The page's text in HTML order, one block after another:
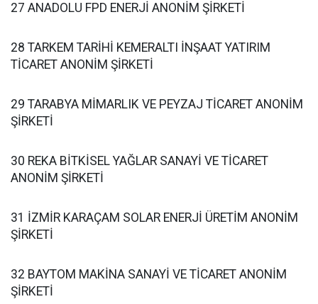
27 ANADOLU FPD ENERJİ ANONİM ŞİRKETİ
28 TARKEM TARİHİ KEMERALTI İNŞAAT YATIRIM
TİCARET ANONİM ŞİRKETİ
29 TARABYA MİMARLIK VE PEYZAJ TİCARET ANONİM
ŞİRKETİ
30 REKA BİTKİSEL YAĞLAR SANAYİ VE TİCARET
ANONİM ŞİRKETİ
31 İZMİR KARAÇAM SOLAR ENERJİ ÜRETİM ANONİM
ŞİRKETİ
32 BAYTOM MAKİNA SANAYİ VE TİCARET ANONİM
ŞİRKETİ